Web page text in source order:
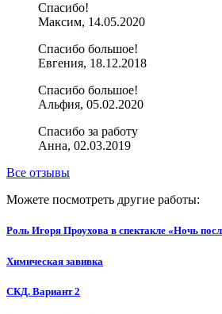
Спасибо!
Максим, 14.05.2020
Спасибо большое!
Евгения, 18.12.2018
Спасибо большое!
Альфия, 05.02.2020
Спасибо за работу
Анна, 02.03.2019
Все отзывы
Можете посмотреть другие работы:
Роль Игоря Проухова в спектакле «Ночь
Химическая завивка
СКД. Вариант 2